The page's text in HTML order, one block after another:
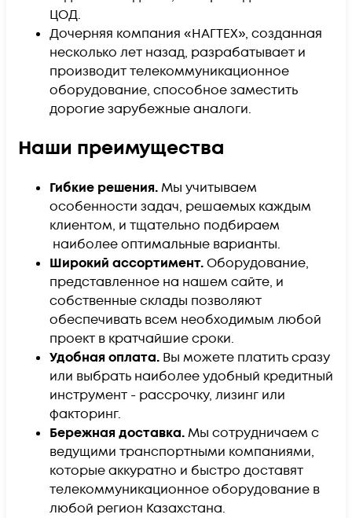
ЦОД.
Дочерняя компания «НАГТЕХ», созданная
несколько лет назад, разрабатывает и
производит телекоммуникационное
оборудование, способное заместить
дорогие зарубежные аналоги.
Наши преимущества
Гибкие решения.Мы учитываем
особенности задач, решаемых каждым
клиентом, и тщательно подбираем
наиболее оптимальные варианты.
Широкий ассортимент.Оборудование,
представленное на нашем сайте, и
собственные склады позволяют
обеспечивать всем необходимым любой
проект в кратчайшие сроки.
Удобная оплата. Вы можете платить сразу
или выбрать наиболее удобный кредитный
инструмент - рассрочку, лизинг или
факторинг.
Бережная доставка.Мы сотрудничаем с
ведущими транспортными компаниями,
которые аккуратно и быстро доставят
телекоммуникационное оборудование в
любой регион Казахстана.